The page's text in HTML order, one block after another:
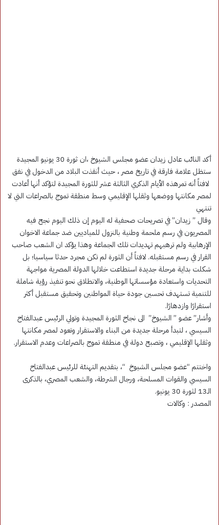
أكد النائب عادل زيدان عضو مجلس الشيوخ ،ان ثورة 30 يونيو المجيدة
ستظل علامة فارقة في تاريخ مصر ، حيث أنقذت البلاد من الدخول في نفق
لافتاً أنه تمرهذه الأيام الذكري الثالثة عشر للثورة المجيدة لتؤكد أنها أعادت
لمصر مكانتها ووضعها وثقلها الإقليمي وسط منطقة تموج بالصراعات التي لا
تنتهي
وقال ” زيدان” في تصريحات صحفية له اليوم إن ذلك اليوم نجح فيه
المصريون في رسم ملحمة وطنية بالنزول للمياديين ضد جماعة الاخوان
الإرهابية ولم ترهبهم تهديدات تلك الجماعة وهذا يؤكد ان الشعب صاحب
القرار في رسم مستقبله. لافتاً أن الثورة لم تكن مجرد حدثا سياسيا؛ بل
شكلت بداية مرحلة جديدة استطاعت خلالها الدولة المصرية مواجهة
التحديات واستعادة مؤسساتها الوطنية، والانطلاق نحو تنفيذ رؤية شاملة
للتنمية تستهدف تحسين جودة حياة المواطنين وتحقيق مستقبل أكثر
استقرارًا وازدهارًا.
وأشار” عضو ” الشيوخ” الى نجاح الثورة المجيدة وتولي الرئيس عبدالفتاح
السيسي ، لتبدأ مرحلة جديدة من البناء والاستقرار وتعود لمصر مكانتها
وثقلها الإقليمي ، وتصبح دولة في منطقة تموج بالصراعات وعدم الاستقرار.
واختتم “عضو مجلس الشيوخ “، بتقديم التهنئة للرئيس عبدالفتاح
السيسي والقوات المسلحة، ورجال الشرطة، والشعب المصري، بالذكرى
الـ13 لثورة 30 يونيو.
المصدر : وكالات